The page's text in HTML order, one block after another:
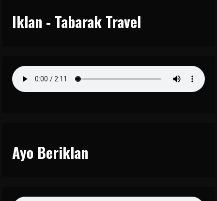
Iklan - Tabarak Travel
Ayo Beriklan